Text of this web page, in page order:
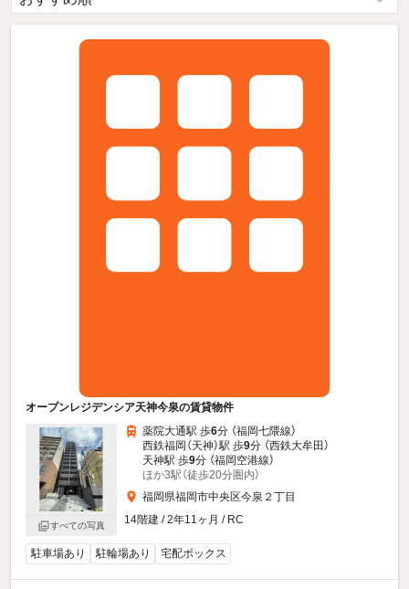
オープンレジデンシア天神今泉の賃貸物件
すべての写真
薬院大通駅 歩6分 （福岡七隈線）
西鉄福岡（天神）駅 歩9分 （西鉄大牟田）
天神駅 歩9分 （福岡空港線）
ほか3駅（徒歩20分圏内）
福岡県福岡市中央区今泉２丁目
14階建 / 2年11ヶ月 / RC
駐車場あり 駐輪場あり 宅配ボックス